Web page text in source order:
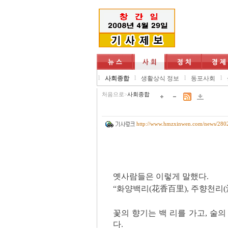
l 사회종합 l 생활상식 정보 l 동포사회 l
처음으로 >사회종합
http://www.hmzxinwen.com/news/
옛사람들은 이렇게 말했다.
“화양백리(花香百里), 주향천리
꽃의 향기는 백 리를 가고, 술
다.